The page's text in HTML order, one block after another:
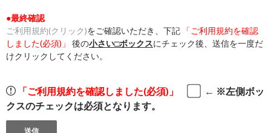
●最終確認
ご利用規約(クリック)をご確認いただき、下記
「ご利用規約を確認
しました(必須)」 後の小さい□ボックスにチェック後、送信を一度だ
けクリックしてください。
「ご利用規約を確認しました(必須)」 ← ※左側ボッ
クスのチェックは必須となります。